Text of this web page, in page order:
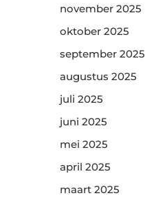
november 2025
oktober 2025
september 2025
augustus 2025
juli 2025
juni 2025
mei 2025
april 2025
maart 2025